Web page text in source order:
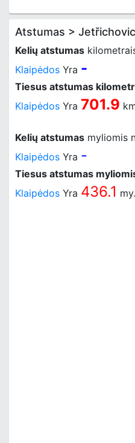
Atstumas >
Kelių atstumas
Klaipėdos Yra -
Tiesus atstumas
Klaipėdos Yra 701.9
Kelių atstumas myliomis
Klaipėdos Yra -
Tiesus atstumas
Klaipėdos Yra 436.1 my.